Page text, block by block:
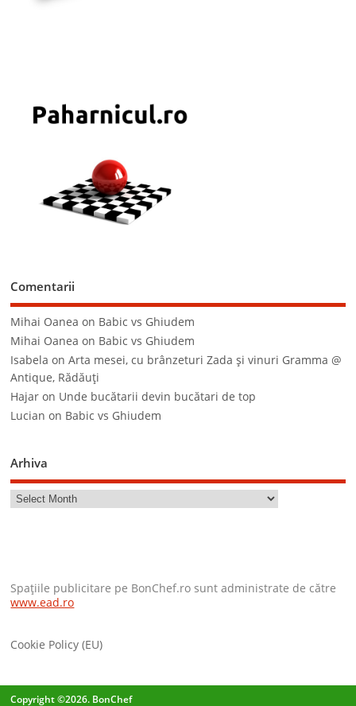
Comentarii
Mihai Oanea on Babic vs Ghiudem
Mihai Oanea on Babic vs Ghiudem
Isabela onArta mesei, cu brânzeturi Zada şi vinuri Gramma @
Antique, Rădăuţi
Hajar on Unde bucătarii devin bucătari de top
Lucian on Babic vs Ghiudem
Arhiva
Spaţiile publicitare pe BonChef.ro sunt administrate de către
www.ead.ro
Cookie Policy (EU)
Copyright ©2026. BonChef